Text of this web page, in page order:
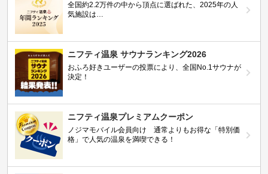
全国約2.2万件の中から頂点に選ばれた、2025年の人
気施設は…
ニフティ温泉 サウナランキング2026
おふろ好きユーザーの投票により、全国No.1サウナが
決定！
ニフティ温泉プレミアムクーポン
ノジマモバイル会員向け 通常よりもお得な「特別価
格」で人気の温泉を満喫できる！